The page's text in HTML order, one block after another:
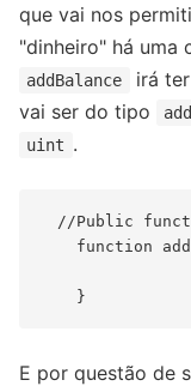
que vai nos
"dinheiro" há uma
addBalance irá
vai ser do tipo
uint .
//Public
function
E por questão de